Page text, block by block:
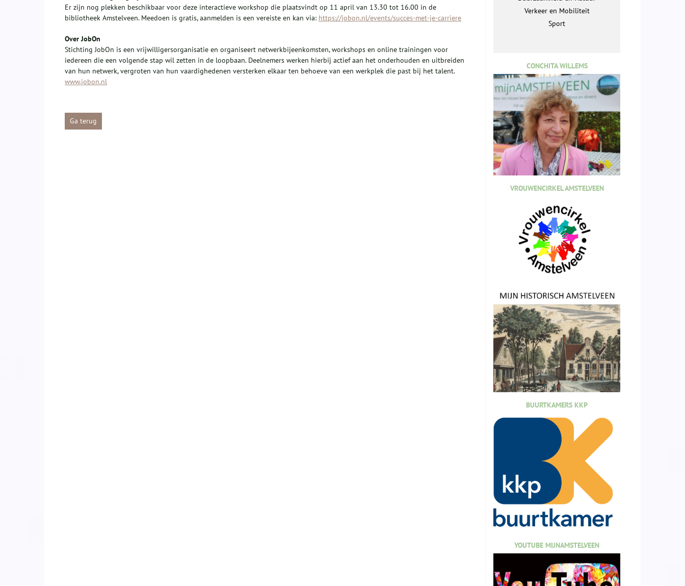
Er zijn nog plekken beschikbaar voor deze interactieve workshop die plaatsvindt op 11 april van 13.30 tot 16.00 in de
bibliotheek Amstelveen. Meedoen is gratis, aanmelden is een vereiste en kan via: https://jobon.nl/events/succes-met-je-carriere
Over JobOn
Stichting JobOn is een vrijwilligersorganisatie en organiseert netwerkbijeenkomsten, workshops en online trainingen voor
iedereen die een volgende stap wil zetten in de loopbaan. Deelnemers werken hierbij actief aan het onderhouden en uitbreiden
van hun netwerk, vergroten van hun vaardighedenen versterken elkaar ten behoeve van een werkplek die past bij het talent.
www.jobon.nl
Ga terug
Verkeer en Mobiliteit
Sport
CONCHITA WILLEMS
VROUWENCIRKEL AMSTELVEEN
BUURTKAMERS KKP
YOUTUBE MIJNAMSTELVEEN